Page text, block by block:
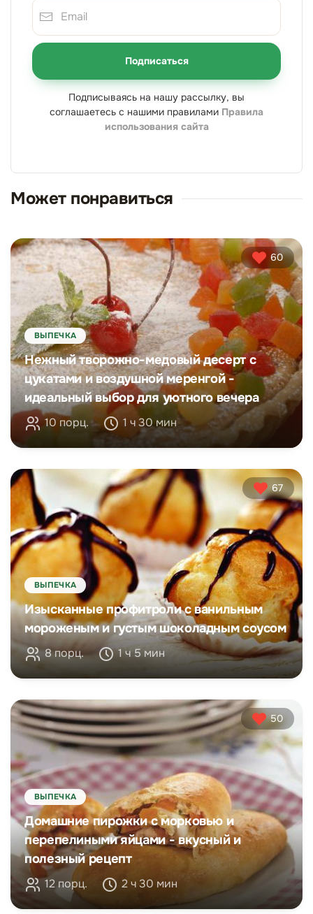
Подписаться
Подписываясь на нашу рассылку, вы
соглашаетесь с нашими правилами Правила
использования сайта
Может понравиться
60
ВЫПЕЧКА
Нежный творожно-медовый десерт с
цукатами и воздушной меренгой -
идеальный выбор для уютного вечера
10 порц. 1 ч 30 мин
67
ВЫПЕЧКА
Изысканные профитроли с ванильным
мороженым и густым шоколадным соусом
8 порц. 1 ч 5 мин
50
ВЫПЕЧКА
Домашние пирожки с морковью и
перепелиными яйцами - вкусный и
полезный рецепт
12 порц. 2 ч 30 мин